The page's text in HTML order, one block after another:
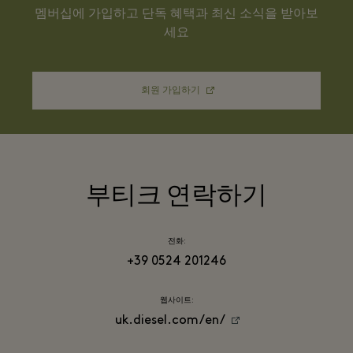
멤버십에 가입하고 단독 혜택과 최신 소식을 받아보
세요
회원 가입하기
부티크 연락하기
전화:
+39 0524 201246
웹사이트:
uk.diesel.com/en/